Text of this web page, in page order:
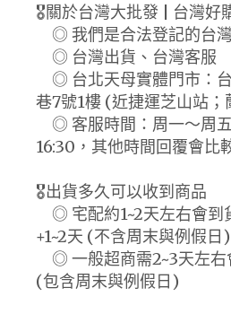
🎖️關於台灣大批發 | 台灣好
◎ 我們是合法登記的台
◎ 台灣出貨、台灣客服
◎ 台北天母實體門市：
巷7號1樓 (近捷運芝山站
◎ 客服時間：周一～周
16:30，其他時間回覆會比
🎖️出貨多久可以收到商品
◎ 宅配約1~2天左右會到
+1~2天 (不含周末與例假日)
◎ 一般超商需2~3天左右
(包含周末與例假日)